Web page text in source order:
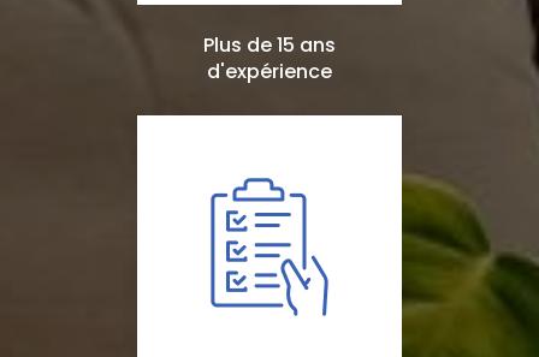
Plus de 15 ans
d'expérience